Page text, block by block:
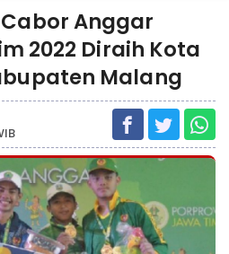
Anggar
2022 Diraih Kota
Malang